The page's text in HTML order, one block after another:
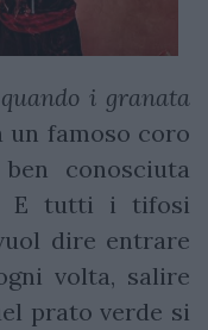
i granata
un famoso coro
conosciuta
E tutti i tifosi
dire entrare
volta, salire
prato verde si